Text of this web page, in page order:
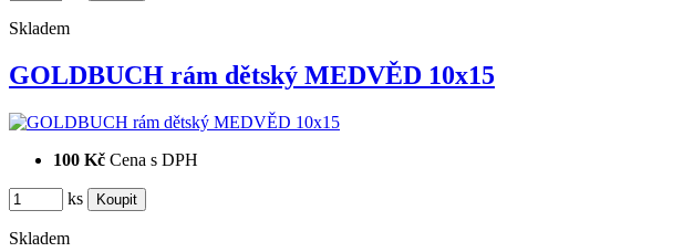
Skladem
GOLDBUCH rám dětský MEDVĚD 10x15
100 Kč Cena s DPH
ks
Skladem